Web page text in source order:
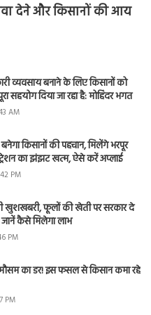
देने और किसानों की आय
व्यवसाय बनाने के लिए किसानों को
सहयोग दिया जा रहा है: मोहिंदर भगत
AM
किसानों की पहचान, मिलेंगे भरपूर
का झंझट खत्म, ऐसे करें अप्लाई
PM
खुशखबरी, फूलों की खेती पर सरकार दे
कैसे मिलेगा लाभ
PM
का डर! इस फसल से किसान कमा रहे
PM